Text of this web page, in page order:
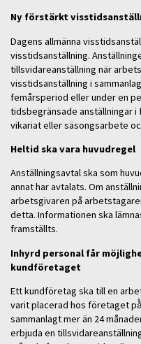
Ny förstärkt
Dagens allmänna
visstidsanställning.
tillsvidareanställning när
visstidsanställning i
femårsperiod eller under en
tidsbegränsade anställningar
vikariat eller säsongsarbete
Heltid ska vara huvudregel
Anställningsavtal ska som
annat har avtalats. Om
arbetsgivaren på
detta. Informationen ska
framställts.
Inhyrd personal får
kundföretaget
Ett kundföretag ska till en
varit placerad hos företaget
sammanlagt mer än 24
erbjuda en